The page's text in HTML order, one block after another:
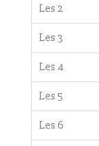
Les 2
Les 3
Les 4
Les 5
Les 6